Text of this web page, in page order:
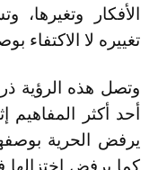
الأفكار
تغييره لا الاكتفاء
وتصل هذه الرؤية
أحد أكثر
يرفض الحرية